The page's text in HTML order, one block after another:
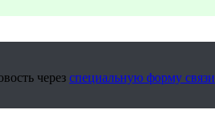
через специальную форму связи